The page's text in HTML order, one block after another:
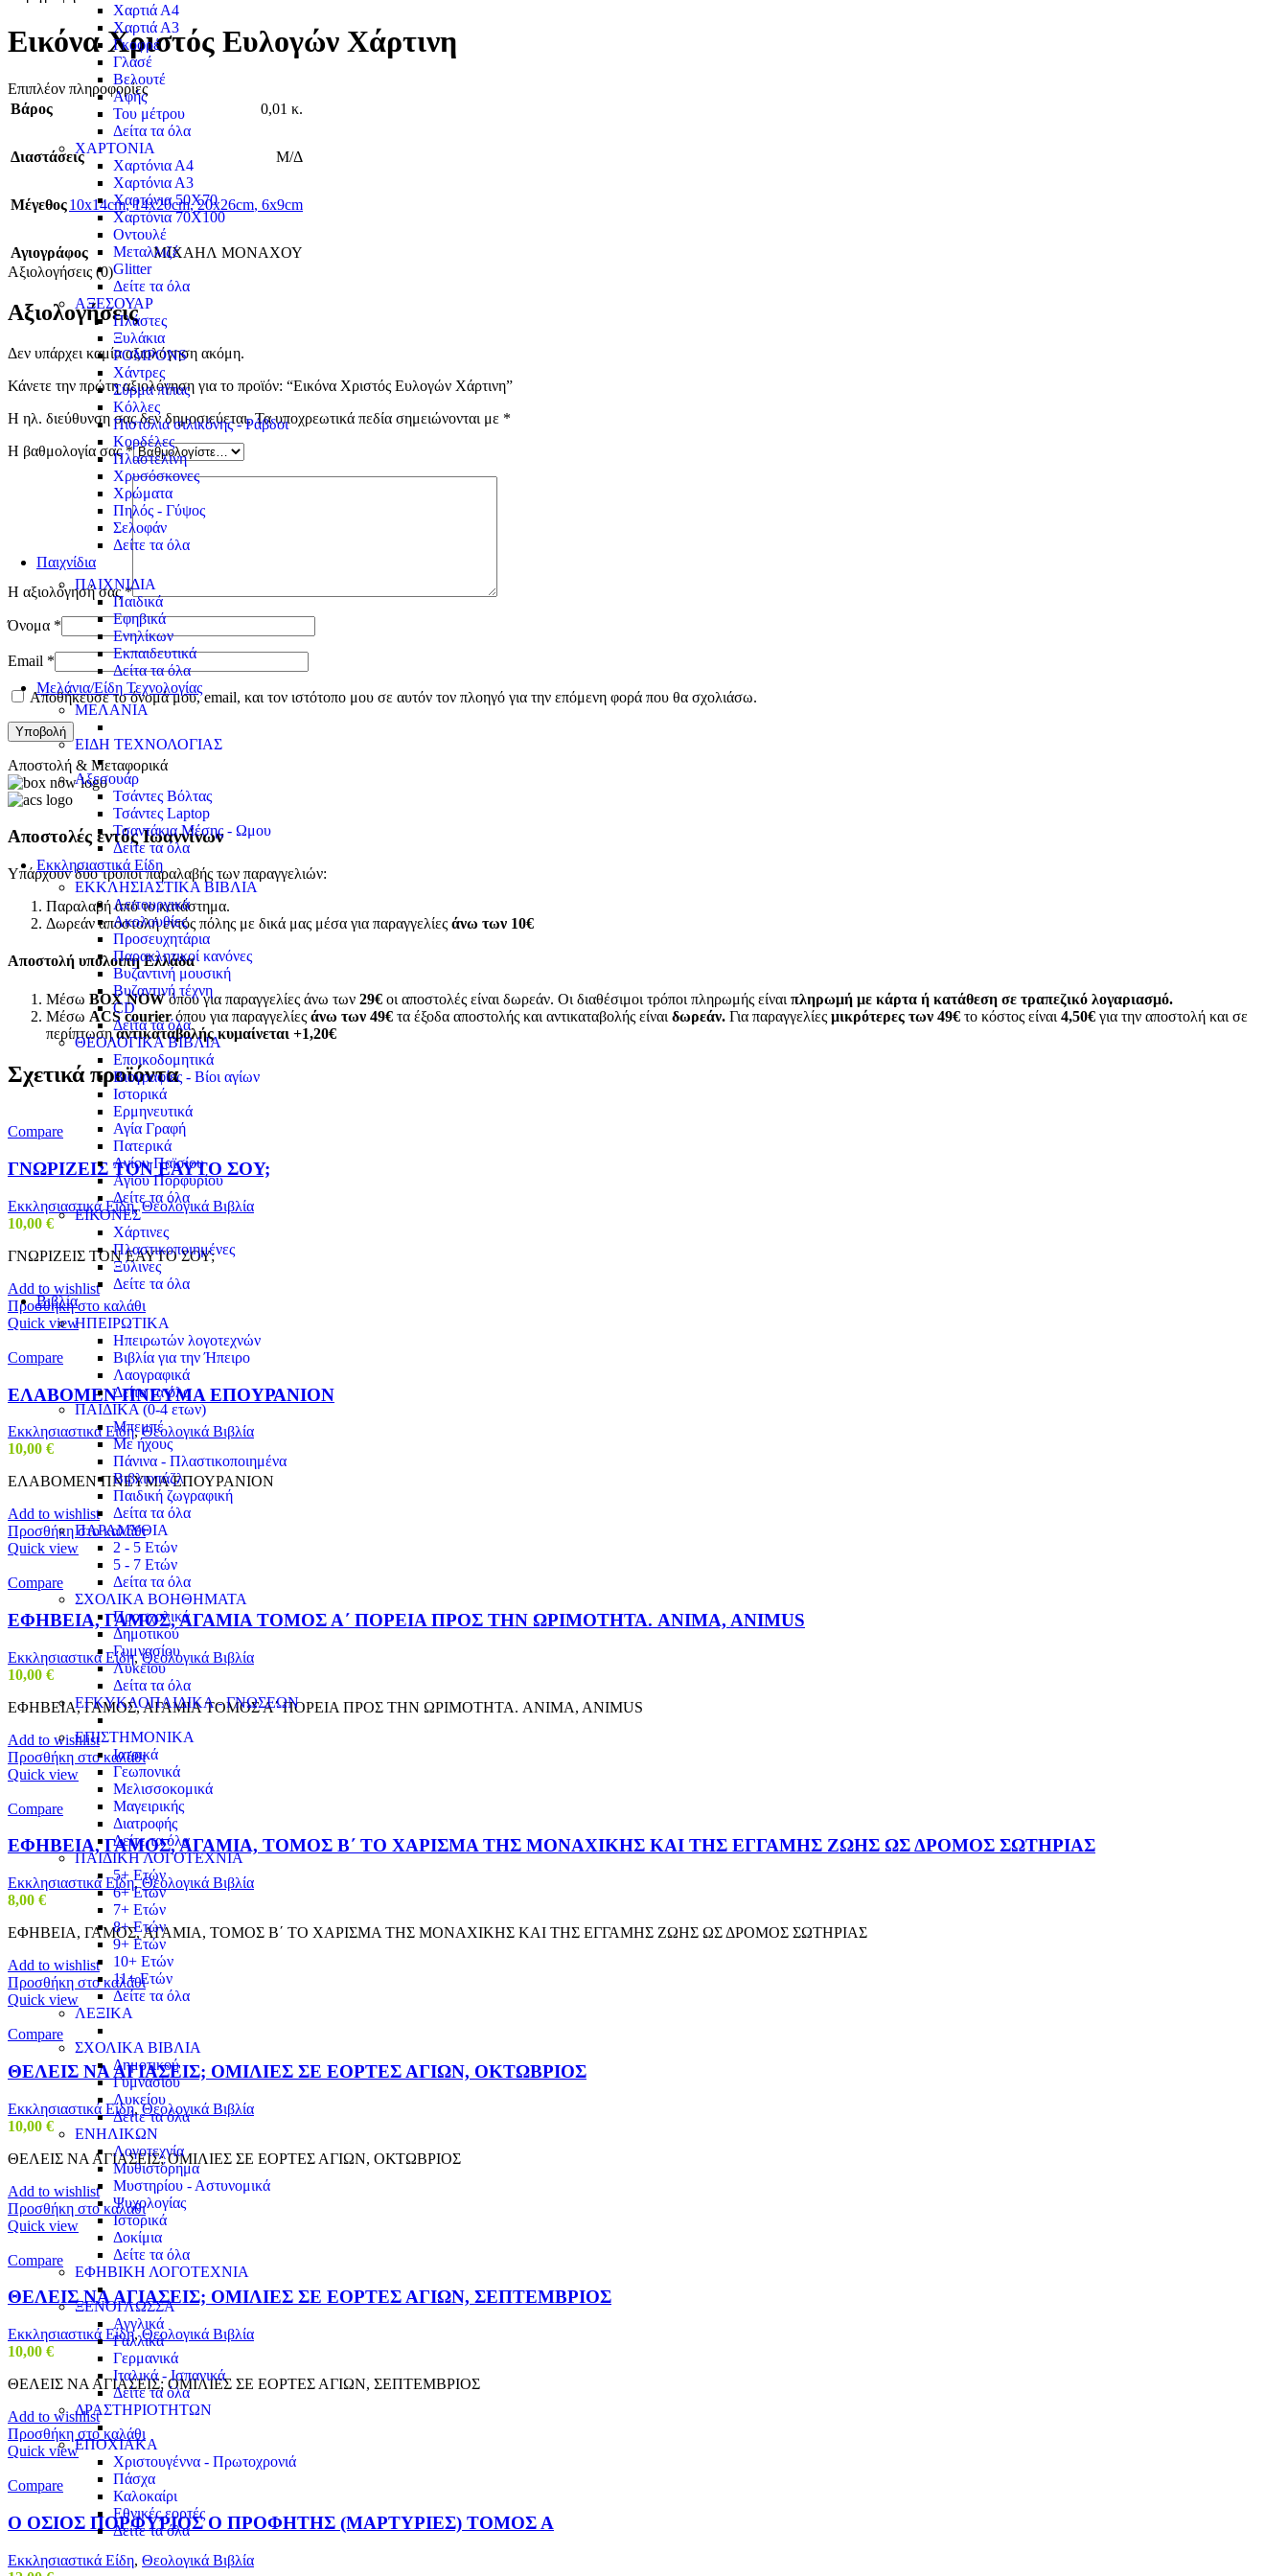
Χαρτιά Α4
Χαρτιά Α3
Γκοφρέ
Γλασέ
Βελουτέ
Αφής
Του μέτρου
Δείτα τα όλα
ΧΑΡΤΟΝΙΑ
Χαρτόνια Α4
Χαρτόνια Α3
Χαρτόνια 50Χ70
Χαρτόνια 70Χ100
Οντουλέ
Μεταλλιζέ
Glitter
Δείτε τα όλα
ΑΞΕΣΟΥΑΡ
Πλάστες
Ξυλάκια
POMPONS
Χάντρες
Σύρμα πίπας
Κόλλες
Πιστόλια σιλικόνης - Ράβδοι
Κορδέλες
Πλαστελίνη
Χρυσόσκονες
Χρώματα
Πηλός - Γύψος
Σελοφάν
Δείτε τα όλα
Παιχνίδια
ΠΑΙΧΝΙΔΙΑ
Παιδικά
Εφηβικά
Ενηλίκων
Εκπαιδευτικά
Δείτα τα όλα
Μελάνια/Είδη Τεχνολογίας
ΜΕΛΑΝΙΑ
ΕΙΔΗ ΤΕΧΝΟΛΟΓΙΑΣ
Αξεσουάρ
Τσάντες Βόλτας
Τσάντες Laptop
Τσαντάκια Μέσης - Ωμου
Δείτε τα όλα
Εκκλησιαστικά Είδη
ΕΚΚΛΗΣΙΑΣΤΙΚΑ ΒΙΒΛΙΑ
Λειτουργικά
Ακολουθίες
Προσευχητάρια
Παρακλητικοί κανόνες
Βυζαντινή μουσική
Βυζαντινή τέχνη
CD
Δείτα τα όλα
ΘΕΟΛΟΓΙΚΑ ΒΙΒΛΙΑ
Εποικοδομητικά
Βιογραφίες - Βίοι αγίων
Ιστορικά
Ερμηνευτικά
Αγία Γραφή
Πατερικά
Αγίου Παϊσίου
Αγίου Πορφυρίου
Δείτε τα όλα
ΕΙΚΟΝΕΣ
Χάρτινες
Πλαστικοποιημένες
Ξύλινες
Δείτε τα όλα
Βιβλία
ΗΠΕΙΡΩΤΙΚΑ
Ηπειρωτών λογοτεχνών
Βιβλία για την Ήπειρο
Λαογραφικά
Δείτα τα όλα
ΠΑΙΔΙΚΑ (0-4 ετων)
Μπεμπέ
Με ήχους
Πάνινα - Πλαστικοποιημένα
Βιβλιοπάζλ
Παιδική ζωγραφική
Δείτα τα όλα
ΠΑΡΑΜΥΘΙΑ
2 - 5 Ετών
5 - 7 Ετών
Δείτα τα όλα
ΣΧΟΛΙΚΑ ΒΟΗΘΗΜΑΤΑ
Προσχολικά
Δημοτικού
Γυμνασίου
Λυκείου
Δείτα τα όλα
ΕΓΚΥΚΛΟΠΑΙΔΙΚΑ - ΓΝΩΣΕΩΝ
ΕΠΙΣΤΗΜΟΝΙΚΑ
Ιατρικά
Γεωπονικά
Μελισσοκομικά
Μαγειρικής
Διατροφής
Δείτε τα όλα
ΠΑΙΔΙΚΗ ΛΟΓΟΤΕΧΝΙΑ
5+ Ετών
6+ Ετών
7+ Ετών
8+ Ετών
9+ Ετών
10+ Ετών
11+ Ετών
Δείτε τα όλα
ΛΕΞΙΚΑ
ΣΧΟΛΙΚΑ ΒΙΒΛΙΑ
Δημοτικού
Γυμνασίου
Λυκείου
Δείτε τα όλα
ΕΝΗΛΙΚΩΝ
Λογοτεχνία
Μυθιστόρημα
Μυστηρίου - Αστυνομικά
Ψυχολογίας
Ιστορικά
Δοκίμια
Δείτε τα όλα
ΕΦΗΒΙΚΗ ΛΟΓΟΤΕΧΝΙΑ
ΞΕΝΟΓΛΩΣΣΑ
Αγγλικά
Γαλλικά
Γερμανικά
Ιταλικά - Ισπανικά
Δείτε τα όλα
ΔΡΑΣΤΗΡΙΟΤΗΤΩΝ
ΕΠΟΧΙΑΚΑ
Χριστουγέννα - Πρωτοχρονιά
Πάσχα
Καλοκαίρι
Εθνικές εορτές
Δείτε τα όλα
Εικόνα Χριστός Ευλογών Χάρτινη
Επιπλέον πληροφορίες
Βάρος
0,01 κ.
Διαστάσεις Μ/Δ
Μέγεθος10x14cm,14x20cm,20x26cm, 6x9cm
Αγιογράφος
ΜΙΧΑΗΛ ΜΟΝΑΧΟΥ
Αξιολογήσεις (0)
Αξιολογήσεις
Δεν υπάρχει καμία αξιολόγηση ακόμη.
Κάνετε την πρώτη αξιολόγηση για το προϊόν: “Εικόνα Χριστός Ευλογών Χάρτινη”
Η ηλ. διεύθυνση σας δεν δημοσιεύεται. Τα υποχρεωτικά πεδία σημειώνονται με *
Η βαθμολογία σας*
Η αξιολόγησή σας*
Όνομα *
Email *
Αποθήκευσε το όνομά μου, email, και τον ιστότοπο μου σε αυτόν τον πλοηγό για την επόμενη φορά που θα σχολιάσω.
Αποστολή & Μεταφορικά
Αποστολές εντός Ιωαννίνων
Υπάρχουν δύο τρόποι παραλαβής των παραγγελιών:
Παραλαβή από το κατάστημα.
Δωρεάν αποστολή εντός πόλης με δικά μας μέσα για παραγγελίες άνω των 10€
Αποστολή υπόλοιπη Ελλάδα
Μέσω BOX NOWόπου για παραγγελίες άνω των 29€ οι αποστολές είναι δωρεάν. Οι διαθέσιμοι τρόποι πληρωμής είναι πληρωμή με κάρτα ή κατάθεση σε τραπεζικό λογαριασμό.
Μέσω ACS courierόπου για παραγγελίες άνω των 49€ τα έξοδα αποστολής και αντικαταβολής είναι δωρεάν. Για παραγγελίες μικρότερες των 49€ το κόστος είναι 4,50€ για την αποστολή και σε
περίπτωσηαντικαταβολής κυμαίνεται +1,20€
Σχετικά προϊόντα
Compare
ΓΝΩΡΙΖΕΙΣ ΤΟΝ ΕΑΥΤΟ ΣΟΥ;
Εκκλησιαστικά Είδη, Θεολογικά Βιβλία
10,00 €
ΓΝΩΡΙΖΕΙΣ ΤΟΝ ΕΑΥΤΟ ΣΟΥ;
Add to wishlist
Προσθήκη στο καλάθι
Quick view
Compare
ΕΛΑΒΟΜΕΝ ΠΝΕΥΜΑ ΕΠΟΥΡΑΝΙΟΝ
Εκκλησιαστικά Είδη, Θεολογικά Βιβλία
10,00 €
ΕΛΑΒΟΜΕΝ ΠΝΕΥΜΑ ΕΠΟΥΡΑΝΙΟΝ
Add to wishlist
Προσθήκη στο καλάθι
Quick view
Compare
ΕΦΗΒΕΙΑ, ΓΑΜΟΣ, ΑΓΑΜΙΑ ΤΟΜΟΣ Α΄ ΠΟΡΕΙΑ ΠΡΟΣ ΤΗΝ ΩΡΙΜΟΤΗΤΑ. ANIMA, ANIMUS
Εκκλησιαστικά Είδη, Θεολογικά Βιβλία
10,00 €
ΕΦΗΒΕΙΑ, ΓΑΜΟΣ, ΑΓΑΜΙΑ ΤΟΜΟΣ Α΄ ΠΟΡΕΙΑ ΠΡΟΣ ΤΗΝ ΩΡΙΜΟΤΗΤΑ. ANIMA, ANIMUS
Add to wishlist
Προσθήκη στο καλάθι
Quick view
Compare
ΕΦΗΒΕΙΑ, ΓΑΜΟΣ, ΑΓΑΜΙΑ, ΤΟΜΟΣ Β΄ ΤΟ ΧΑΡΙΣΜΑ ΤΗΣ ΜΟΝΑΧΙΚΗΣ ΚΑΙ ΤΗΣ ΕΓΓΑΜΗΣ ΖΩΗΣ ΩΣ ΔΡΟΜΟΣ ΣΩΤΗΡΙΑΣ
Εκκλησιαστικά Είδη, Θεολογικά Βιβλία
8,00 €
ΕΦΗΒΕΙΑ, ΓΑΜΟΣ, ΑΓΑΜΙΑ, ΤΟΜΟΣ Β΄ ΤΟ ΧΑΡΙΣΜΑ ΤΗΣ ΜΟΝΑΧΙΚΗΣ ΚΑΙ ΤΗΣ ΕΓΓΑΜΗΣ ΖΩΗΣ ΩΣ ΔΡΟΜΟΣ ΣΩΤΗΡΙΑΣ
Add to wishlist
Προσθήκη στο καλάθι
Quick view
Compare
ΘΕΛΕΙΣ ΝΑ ΑΓΙΑΣΕΙΣ; ΟΜΙΛΙΕΣ ΣΕ ΕΟΡΤΕΣ ΑΓΙΩΝ, ΟΚΤΩΒΡΙΟΣ
Εκκλησιαστικά Είδη, Θεολογικά Βιβλία
10,00 €
ΘΕΛΕΙΣ ΝΑ ΑΓΙΑΣΕΙΣ; ΟΜΙΛΙΕΣ ΣΕ ΕΟΡΤΕΣ ΑΓΙΩΝ, ΟΚΤΩΒΡΙΟΣ
Add to wishlist
Προσθήκη στο καλάθι
Quick view
Compare
ΘΕΛΕΙΣ ΝΑ ΑΓΙΑΣΕΙΣ; ΟΜΙΛΙΕΣ ΣΕ ΕΟΡΤΕΣ ΑΓΙΩΝ, ΣΕΠΤΕΜΒΡΙΟΣ
Εκκλησιαστικά Είδη, Θεολογικά Βιβλία
10,00 €
ΘΕΛΕΙΣ ΝΑ ΑΓΙΑΣΕΙΣ; ΟΜΙΛΙΕΣ ΣΕ ΕΟΡΤΕΣ ΑΓΙΩΝ, ΣΕΠΤΕΜΒΡΙΟΣ
Add to wishlist
Προσθήκη στο καλάθι
Quick view
Compare
Ο ΟΣΙΟΣ ΠΟΡΦΥΡΙΟΣ Ο ΠΡΟΦΗΤΗΣ (ΜΑΡΤΥΡΙΕΣ) ΤΟΜΟΣ Α
Εκκλησιαστικά Είδη, Θεολογικά Βιβλία